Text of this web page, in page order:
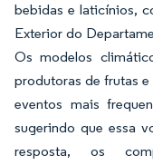
bebidas e laticínios,
Exterior do
Os modelos
produtoras de frutas
eventos mais
sugerindo que essa
resposta, os